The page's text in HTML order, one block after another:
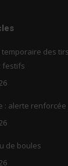
des
festifs
: alerte
de boules